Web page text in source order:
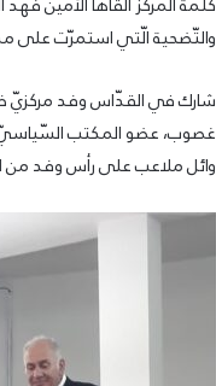
والتّضحية الّتي استمرّت على
شارك في القدّاس وفد مركزيّ ضمّ
غصوب، عضو المكتب السّياسيّ
وائل ملاعب على رأس وفد من